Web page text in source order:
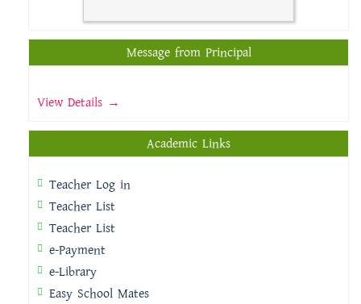
Message from Principal
View Details →
Academic Links
Teacher Log in
Teacher List
Teacher List
e-Payment
e-Library
Easy School Mates